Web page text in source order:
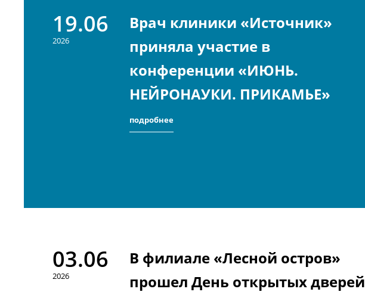
19.06
2026
Врач клиники «Источник»
приняла участие в
конференции «ИЮНЬ.
НЕЙРОНАУКИ. ПРИКАМЬЕ»
подробнее
03.06
2026
В филиале «Лесной остров»
прошел День открытых дверей